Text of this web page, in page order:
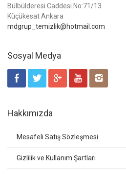
Bülbülderesi Caddesi.No:71/13
Küçükesat Ankara
mdgrup_temizlik@hotmail.com
Sosyal Medya
Hakkımızda
Mesafeli Satış Sözleşmesi
Gizlilik ve Kullanım Şartları